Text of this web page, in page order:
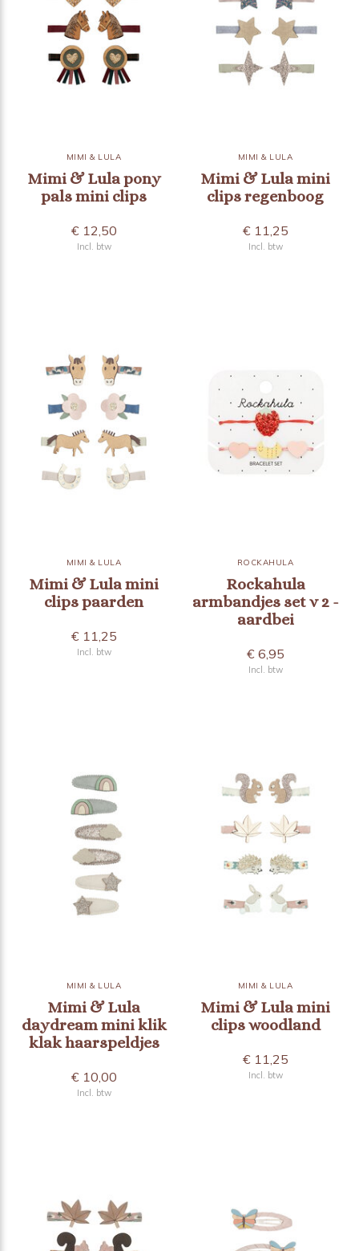
MIMI & LULA
Mimi & Lula pony
pals mini clips
€ 12,50
Incl. btw
MIMI & LULA
Mimi & Lula mini
clips regenboog
€ 11,25
Incl. btw
MIMI & LULA
Mimi & Lula mini
clips paarden
€ 11,25
Incl. btw
ROCKAHULA
Rockahula
armbandjes set v 2 -
aardbei
€ 6,95
Incl. btw
MIMI & LULA
Mimi & Lula
daydream mini klik
klak haarspeldjes
€ 10,00
Incl. btw
MIMI & LULA
Mimi & Lula mini
clips woodland
€ 11,25
Incl. btw